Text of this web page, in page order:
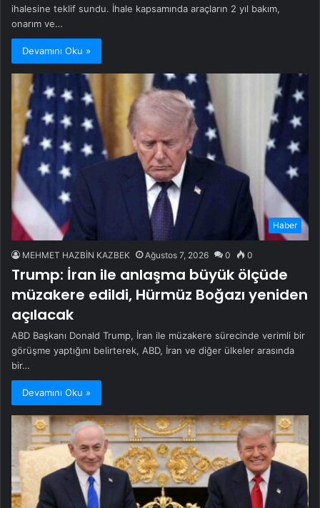
ihalesine teklif sundu. İhale kapsamında araçların 2 yıl bakım,
onarım ve…
Devamını Oku »
Haber
MEHMET HAZBİN KAZBEK Ağustos 7, 2026 0 0
Trump: İran ile anlaşma büyük ölçüde
müzakere edildi, Hürmüz Boğazı yeniden
açılacak
ABD Başkanı Donald Trump, İran ile müzakere sürecinde verimli bir
görüşme yaptığını belirterek, ABD, İran ve diğer ülkeler arasında
bir…
Devamını Oku »